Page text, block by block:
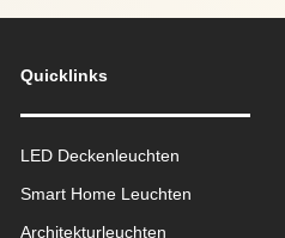
Quicklinks
LED Deckenleuchten
Smart Home Leuchten
Architekturleuchten